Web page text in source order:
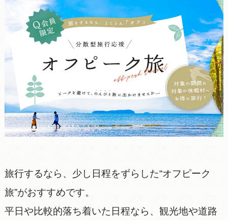
旅行するなら、少し日程をずらした“オフピーク
旅”がおすすめです。
平日や比較的落ち着いた日程なら、観光地や道路